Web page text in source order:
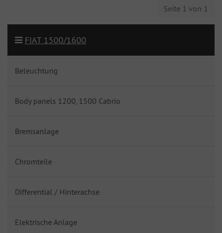
Seite 1 von 1
FIAT 1500/1600
Beleuchtung
Body panels 1200, 1500 Cabrio
Bremsanlage
Chromteile
Differential / Hinterachse
Elektrische Anlage